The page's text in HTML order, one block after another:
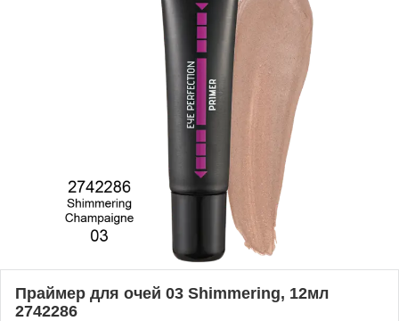
Праймер для очей 03 Shimmering, 12мл
2742286